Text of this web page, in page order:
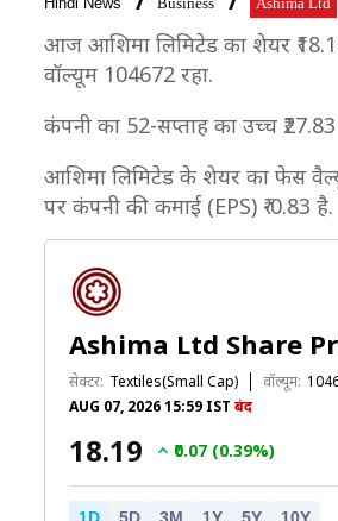
आज आशिमा लिमिटेड का शेयर
वॉल्यूम 104672 रहा.
कंपनी का 52-सप्ताह का उच्च
आशिमा लिमिटेड के शेयर का फेस
पर कंपनी की कमाई (EPS) ₹-0.83 है.
Ashima Ltd Share
सेक्टर: Textiles(Small Cap) वॉल्यूम:
AUG 07, 2026 15:59 IST बंद
₹18.19 ₹0.07 (0.39%)